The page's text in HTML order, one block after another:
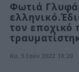
Φωτιά
τον εποχικό
Κυ, 5 Ιούν 2022 18:20